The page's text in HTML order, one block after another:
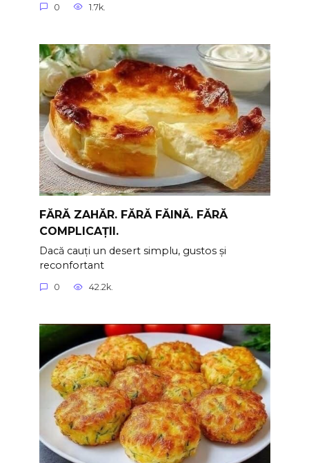
0 1.7k.
FĂRĂ ZAHĂR. FĂRĂ FĂINĂ. FĂRĂ
COMPLICAȚII.
Dacă cauți un desert simplu, gustos și
reconfortant
0 42.2k.